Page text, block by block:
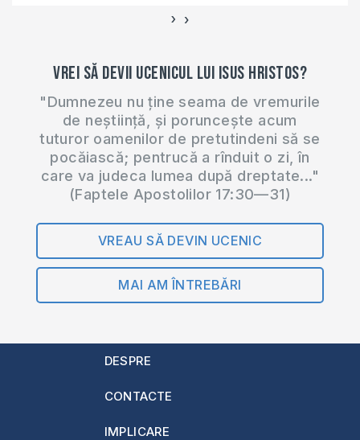
‹ ›
Vrei să devii ucenicul lui Isus Hristos?
"Dumnezeu nu ține seama de vremurile
de neștiință, și poruncește acum
tuturor oamenilor de pretutindeni să se
pocăiască; pentrucă a rînduit o zi, în
care va judeca lumea după dreptate..."
(Faptele Apostolilor 17:30—31)
VREAU SĂ DEVIN UCENIC
MAI AM ÎNTREBĂRI
DESPRE
CONTACTE
IMPLICARE